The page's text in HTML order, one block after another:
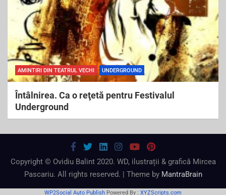
AMINTIRI DIN TEATRUL VECHI UNDERGROUND
Întâlnirea. Ca o reţetă pentru Festivalul
Underground
Copyright © Ovidiu Balint 2020. WD, ilustrații & grafică Mircea
Pascariu. All rights reserved. | Theme by MantraBrain
WP2Social Auto Publish Powered By : XYZScripts.com